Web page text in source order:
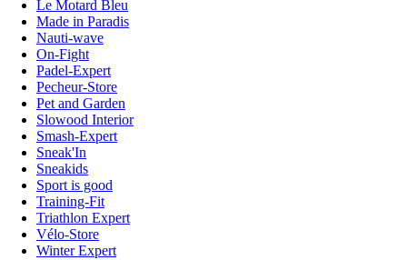
Le Motard Bleu
Made in Paradis
Nauti-wave
On-Fight
Padel-Expert
Pecheur-Store
Pet and Garden
Slowood Interior
Smash-Expert
Sneak'In
Sneakids
Sport is good
Training-Fit
Triathlon Expert
Vélo-Store
Winter Expert